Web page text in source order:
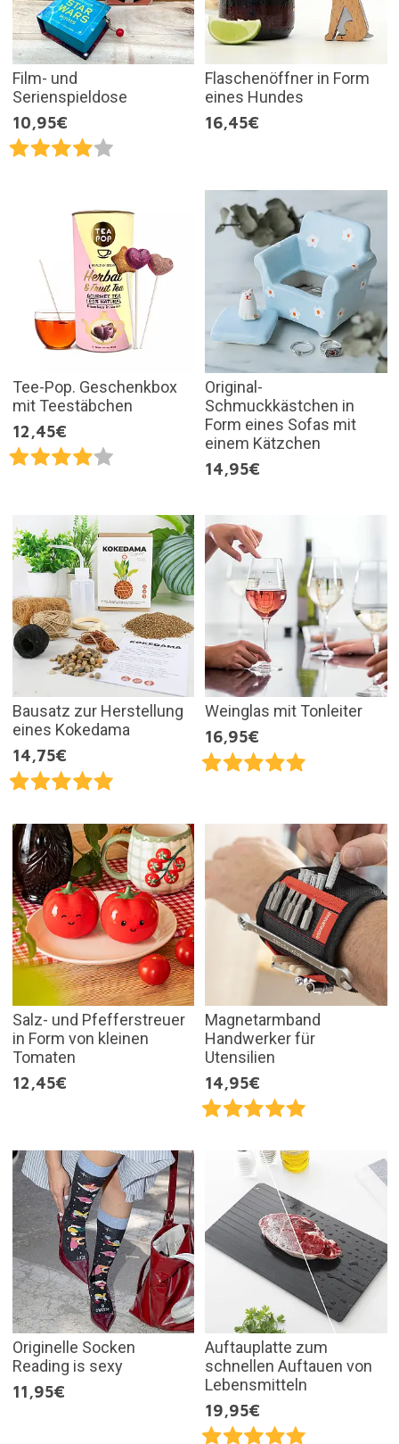
Film- und
Serienspieldose
10,95€
Flaschenöffner in Form
eines Hundes
16,45€
Tee-Pop. Geschenkbox
mit Teestäbchen
12,45€
Original-
Schmuckkästchen in
Form eines Sofas mit
einem Kätzchen
14,95€
Bausatz zur Herstellung
eines Kokedama
14,75€
Weinglas mit Tonleiter
16,95€
Salz- und Pfefferstreuer
in Form von kleinen
Tomaten
12,45€
Magnetarmband
Handwerker für
Utensilien
14,95€
Originelle Socken
Reading is sexy
11,95€
Auftauplatte zum
schnellen Auftauen von
Lebensmitteln
19,95€